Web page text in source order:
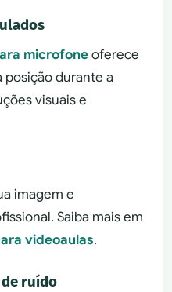
microfoneoferece
posição durante a
visuais e
imagem e
Saiba mais em
videoaulas.
ruído